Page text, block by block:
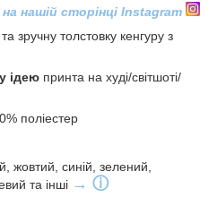
нашій сторінці Instagram
зручну толстовку кенгуру з
ідею принта на худі/світшоті/
поліестер
жовтий, синій, зелений,
та інші → ⓘ